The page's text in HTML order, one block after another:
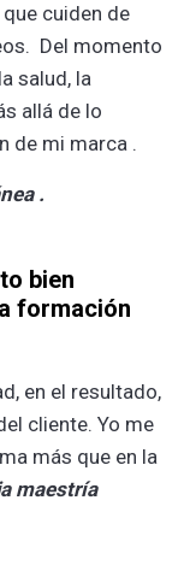
cuiden de
Del momento
salud, la
allá de lo
de mi marca .
.
bien
formación
en el resultado,
cliente. Yo me
más que en la
maestría